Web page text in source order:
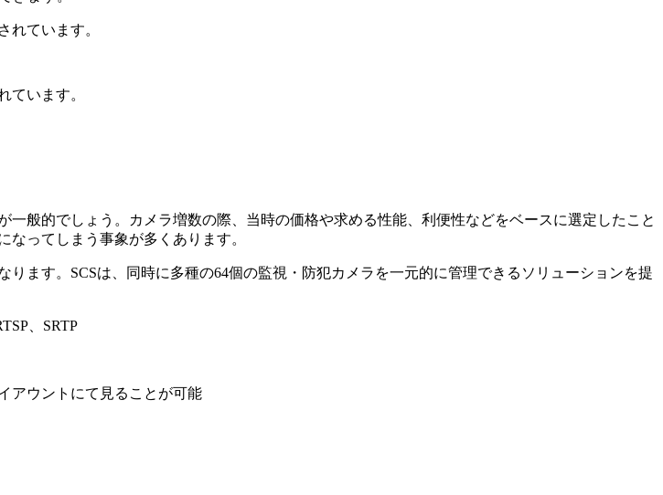
ています。
般的でしょう。カメラ増数の際、当時の価格や求める性能、利便性などをベースに選定したこと
ってしまう事象が多くあります。
ます。SCSは、同時に多種の64個の監視・防犯カメラを一元的に管理できるソリューションを提
、SRTP
アウントにて見ることが可能